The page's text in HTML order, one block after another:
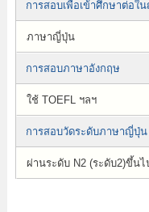
การสอบเพื่อเข้าศึกษาต่อ
ภาษาญี่ปุ่น
การสอบภาษาอังกฤษ
ใช้ TOEFL ฯลฯ
การสอบวัดระดับภาษาญี่ปุ่น
ผ่านระดับ N2 (ระดับ2)ขึ้นไ